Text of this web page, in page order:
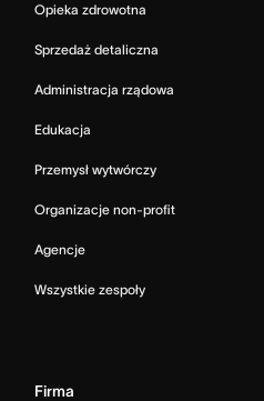
Opieka zdrowotna
Sprzedaż detaliczna
Administracja rządowa
Edukacja
Przemysł wytwórczy
Organizacje non-profit
Agencje
Wszystkie zespoły
Firma